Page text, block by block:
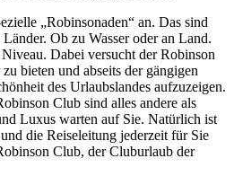
„Robinsonaden“ an. Das sind
Ob zu Wasser oder an Land.
Dabei versucht der Robinson
bieten und abseits der gängigen
des Urlaubslandes aufzuzeigen.
Club sind alles andere als
Luxus warten auf Sie. Natürlich ist
die Reiseleitung jederzeit für Sie
Club, der Cluburlaub der